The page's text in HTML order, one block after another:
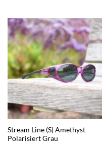
Stream Line (S) Amethyst
Polarisiert Grau